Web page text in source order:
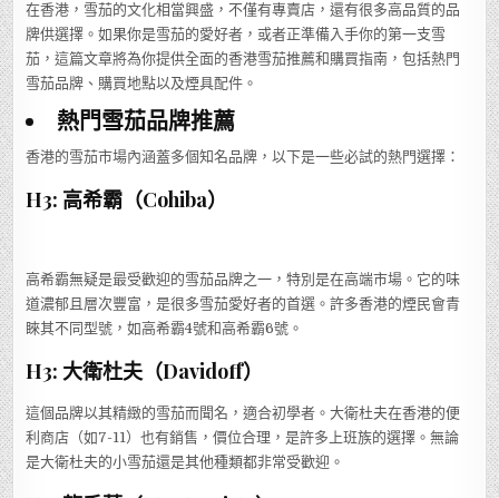
在香港，雪茄的文化相當興盛，不僅有專賣店，還有很多高品質的品
牌供選擇。如果你是雪茄的愛好者，或者正準備入手你的第一支雪
茄，這篇文章將為你提供全面的香港雪茄推薦和購買指南，包括熱門
雪茄品牌、購買地點以及煙具配件。
熱門雪茄品牌推薦
香港的雪茄市場內涵蓋多個知名品牌，以下是一些必試的熱門選擇：
H3: 高希霸（Cohiba）
高希霸無疑是最受歡迎的雪茄品牌之一，特別是在高端市場。它的味
道濃郁且層次豐富，是很多雪茄愛好者的首選。許多香港的煙民會青
睞其不同型號，如高希霸4號和高希霸6號。
H3: 大衛杜夫（Davidoff）
這個品牌以其精緻的雪茄而聞名，適合初學者。大衛杜夫在香港的便
利商店（如7-11）也有銷售，價位合理，是許多上班族的選擇。無論
是大衛杜夫的小雪茄還是其他種類都非常受歡迎。